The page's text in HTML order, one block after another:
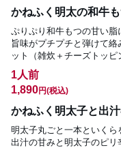
かねふく明太の和牛
ぷりぷり和牛もつの甘い脂
旨味がプチプチと弾けて
ット（雑炊＋チーズトッ
1人前
1,890円(税込)
かねふく明太子と出
明太子丸ごと一本といくら
出汁の甘みと明太子のピ